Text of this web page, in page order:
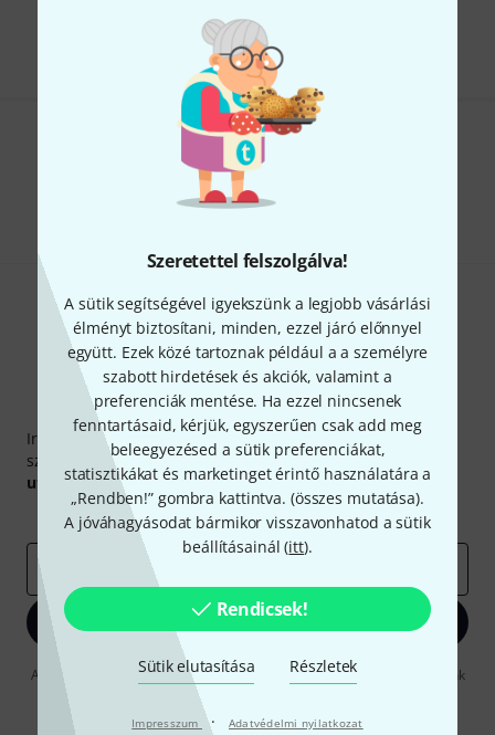
Szeretettel felszolgálva!
A sütik segítségével igyekszünk a legjobb vásárlási
élményt biztosítani, minden, ezzel járó előnnyel
együtt. Ezek közé tartoznak például a a személyre
szabott hirdetések és akciók, valamint a
preferenciák mentése. Ha ezzel nincsenek
fenntartásaid, kérjük, egyszerűen csak add meg
beleegyezésed a sütik preferenciákat,
statisztikákat és marketinget érintő használatára a
„Rendben!” gombra kattintva. (összes mutatása).
A jóváhagyásodat bármikor visszavonhatod a sütik
beállításainál (itt).
Rendicsek!
Sütik elutasítása Részletek
Impresszum · Adatvédelmi nyilatkozat
Minden ár tartalmazza az ÁFÁ-t
Tetszik, amit látsz?
Megosztás Súgó & Visszajelzések
Thomann hírlevél
Iratkozz fel a Thomann angol nyelvű hírlevelére, és kis
szerencsével megnyerheted a50 egyenként50 € értékű
utalványegyikét.
Inspiráló gondolatok
Akciók Thomann
Bejelentkezés
A "Bejelentkezés" gombra kattintva elfogadja, hogy e-mailben küldjünk
önnek hirdetéseket. Bármikor leiratkozhat erről. A hírlevélről további
data protection guideline